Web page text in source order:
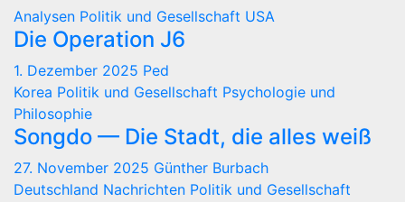
Analysen Politik und Gesellschaft USA
Die Operation J6
1. Dezember 2025 Ped
Korea Politik und Gesellschaft Psychologie und
Philosophie
Songdo — Die Stadt, die alles weiß
27. November 2025 Günther Burbach
Deutschland Nachrichten Politik und Gesellschaft